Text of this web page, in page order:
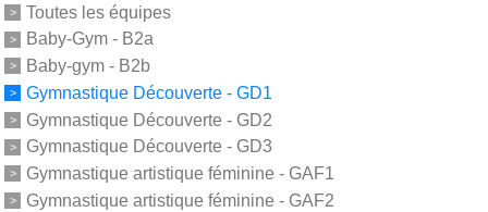
Toutes les équipes
Baby-Gym - B2a
Baby-gym - B2b
Gymnastique Découverte - GD1
Gymnastique Découverte - GD2
Gymnastique Découverte - GD3
Gymnastique artistique féminine - GAF1
Gymnastique artistique féminine - GAF2